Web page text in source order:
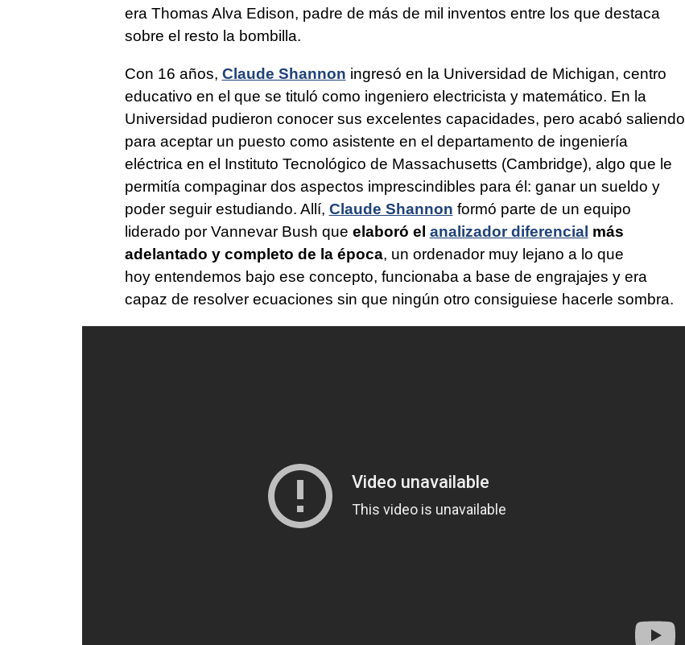
era Thomas Alva Edison, padre de más de mil inventos entre los que destaca
sobre el resto la bombilla.
Con 16 años, Claude Shannon ingresó en la Universidad de Michigan, centro
educativo en el que se tituló como ingeniero electricista y matemático. En la
Universidad pudieron conocer sus excelentes capacidades, pero acabó saliendo
para aceptar un puesto como asistente en el departamento de ingeniería
eléctrica en el Instituto Tecnológico de Massachusetts (Cambridge), algo que le
permitía compaginar dos aspectos imprescindibles para él: ganar un sueldo y
poder seguir estudiando. Allí, Claude Shannon formó parte de un equipo
liderado por Vannevar Bush que elaboró el analizador diferencial más
adelantado y completo de la época, un ordenador muy lejano a lo que
hoy entendemos bajo ese concepto, funcionaba a base de engrajajes y era
capaz de resolver ecuaciones sin que ningún otro consiguiese hacerle sombra.